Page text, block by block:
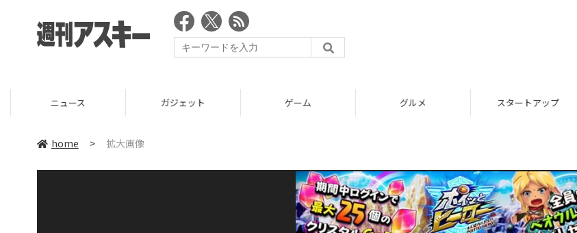
ニュース ガジェット ゲーム グルメ スタートアップ
home > 拡大画像